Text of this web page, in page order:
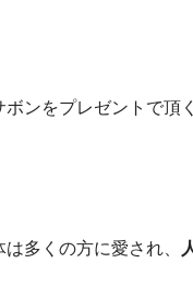
ボンをプレゼントで頂
多くの方に愛され、